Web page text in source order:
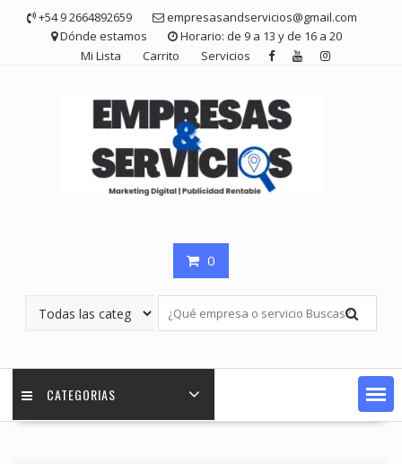
contenido
+54 9 2664892659
empresasandservicios@gmail.com
Dónde estamos
Horario: de 9 a 13 y de 16 a 20
Mi Lista
Carrito Servicios
0
CATEGORIAS